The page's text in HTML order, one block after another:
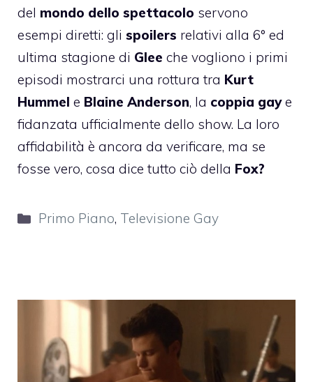
del mondo dello spettacolo servono
esempi diretti: gli spoilers relativi alla 6° ed
ultima stagione di Glee che vogliono i primi
episodi mostrarci una rottura tra Kurt
Hummel e Blaine Anderson, la coppia gaye
fidanzata ufficialmente dello show. La loro
affidabilità è ancora da verificare, ma se
fosse vero, cosa dice tutto ciò della Fox?
Categorie
Primo Piano, Televisione Gay